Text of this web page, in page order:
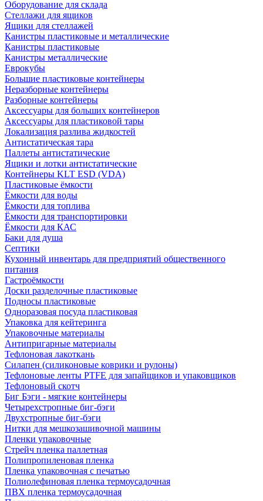
Оборудование для склада
Стеллажи для ящиков
Ящики для стеллажей
Канистры пластиковые и металлические
Канистры пластиковые
Канистры металлические
Еврокубы
Большие пластиковые контейнеры
Неразборные контейнеры
Разборные контейнеры
Аксессуары для больших контейнеров
Аксессуары для пластиковой тары
Локализация разлива жидкостей
Антистатическая тара
Паллеты антистатические
Ящики и лотки антистатические
Контейнеры KLT ESD (VDA)
Пластиковые ёмкости
Ёмкости для воды
Ёмкости для топлива
Ёмкости для транспортировки
Ёмкости для КАС
Баки для душа
Септики
Кухонный инвентарь для предприятий общественного
питания
Гастроёмкости
Доски разделочные пластиковые
Подносы пластиковые
Одноразовая посуда пластиковая
Упаковка для кейтеринга
Упаковочные материалы
Антипригарные материалы
Тефлоновая лакоткань
Силапен (силиконовые коврики и рулоны)
Тефлоновые ленты PTFE для запайщиков и упаковщиков
Тефлоновый скотч
Биг Бэги - мягкие контейнеры
Четырехстропные биг-бэги
Двухстропные биг-бэги
Нитки для мешкозашивочной машины
Пленки упаковочные
Стрейч пленка паллетная
Полипропиленовая пленка
Пленка упаковочная с печатью
Полиолефиновая пленка термоусадочная
ПВХ пленка термоусадочная